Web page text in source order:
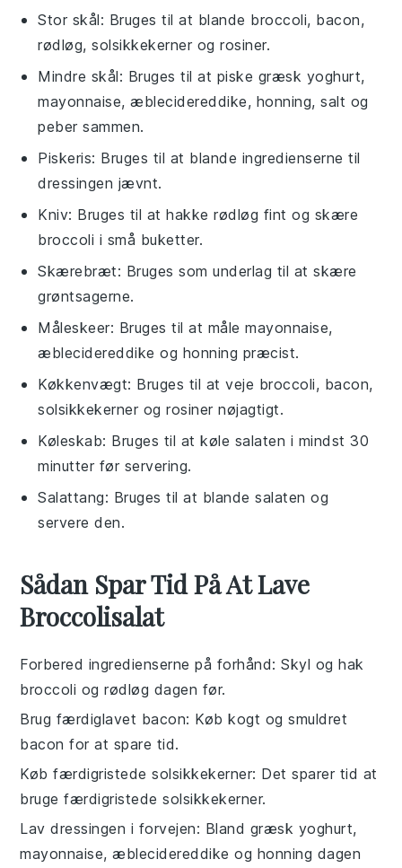
Stor skål: Bruges til at blande broccoli, bacon,
rødløg, solsikkekerner og rosiner.
Mindre skål: Bruges til at piske græsk yoghurt,
mayonnaise, æblecidereddike, honning, salt og
peber sammen.
Piskeris: Bruges til at blande ingredienserne til
dressingen jævnt.
Kniv: Bruges til at hakke rødløg fint og skære
broccoli i små buketter.
Skærebræt: Bruges som underlag til at skære
grøntsagerne.
Måleskeer: Bruges til at måle mayonnaise,
æblecidereddike og honning præcist.
Køkkenvægt: Bruges til at veje broccoli, bacon,
solsikkekerner og rosiner nøjagtigt.
Køleskab: Bruges til at køle salaten i mindst 30
minutter før servering.
Salattang: Bruges til at blande salaten og
servere den.
Sådan Spar Tid På At Lave
Broccolisalat
Forbered ingredienserne på forhånd: Skyl og hak
broccoli ogrødløg dagen før.
Brug færdiglavet bacon: Købkogt og smuldret
bacon for at spare tid.
Køb færdigristede solsikkekerner: Det sparer tid at
brugefærdigristede solsikkekerner.
Lav dressingen i forvejen: Bland græsk yoghurt,
mayonnaise,æblecidereddike og honning dagen